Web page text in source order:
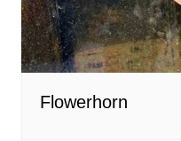
Flowerhorn